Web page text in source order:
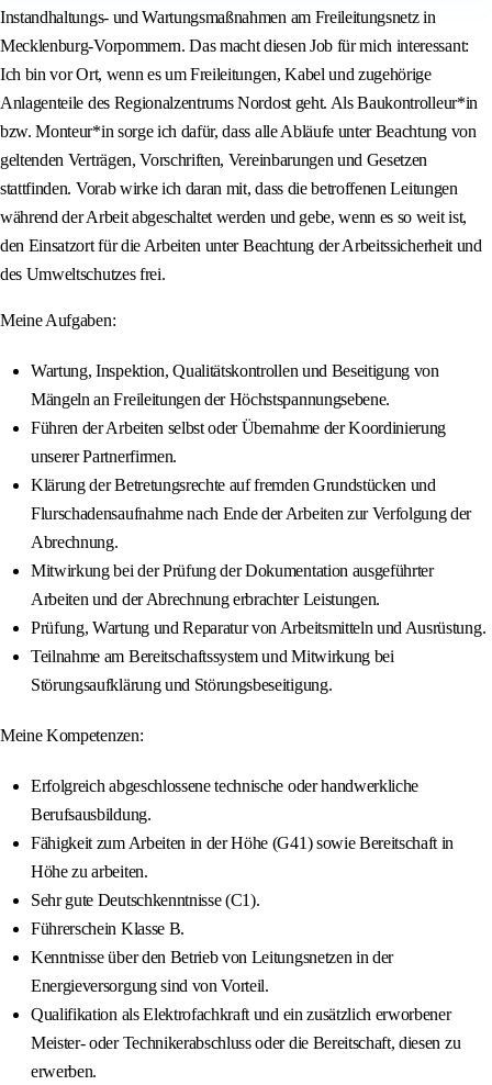
Instandhaltungs- und Wartungsmaßnahmen am Freileitungsnetz in
Mecklenburg-Vorpommern. Das macht diesen Job für mich interessant:
Ich bin vor Ort, wenn es um Freileitungen, Kabel und zugehörige
Anlagenteile des Regionalzentrums Nordost geht. Als Baukontrolleur*in
bzw. Monteur*in sorge ich dafür, dass alle Abläufe unter Beachtung von
geltenden Verträgen, Vorschriften, Vereinbarungen und Gesetzen
stattfinden. Vorab wirke ich daran mit, dass die betroffenen Leitungen
während der Arbeit abgeschaltet werden und gebe, wenn es so weit ist,
den Einsatzort für die Arbeiten unter Beachtung der Arbeitssicherheit und
des Umweltschutzes frei.
Meine Aufgaben:
Wartung, Inspektion, Qualitätskontrollen und Beseitigung von
Mängeln an Freileitungen der Höchstspannungsebene.
Führen der Arbeiten selbst oder Übernahme der Koordinierung
unserer Partnerfirmen.
Klärung der Betretungsrechte auf fremden Grundstücken und
Flurschadensaufnahme nach Ende der Arbeiten zur Verfolgung der
Abrechnung.
Mitwirkung bei der Prüfung der Dokumentation ausgeführter
Arbeiten und der Abrechnung erbrachter Leistungen.
Prüfung, Wartung und Reparatur von Arbeitsmitteln und Ausrüstung.
Teilnahme am Bereitschaftssystem und Mitwirkung bei
Störungsaufklärung und Störungsbeseitigung.
Meine Kompetenzen:
Erfolgreich abgeschlossene technische oder handwerkliche
Berufsausbildung.
Fähigkeit zum Arbeiten in der Höhe (G41) sowie Bereitschaft in
Höhe zu arbeiten.
Sehr gute Deutschkenntnisse (C1).
Führerschein Klasse B.
Kenntnisse über den Betrieb von Leitungsnetzen in der
Energieversorgung sind von Vorteil.
Qualifikation als Elektrofachkraft und ein zusätzlich erworbener
Meister- oder Technikerabschluss oder die Bereitschaft, diesen zu
erwerben.